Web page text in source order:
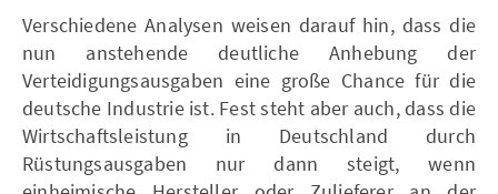
Verschiedene Analysen weisen darauf hin, dass die
nun anstehende deutliche Anhebung der
Verteidigungsausgaben eine große Chance für die
deutsche Industrie ist. Fest steht aber auch, dass die
Wirtschaftsleistung in Deutschland durch
Rüstungsausgaben nur dann steigt, wenn